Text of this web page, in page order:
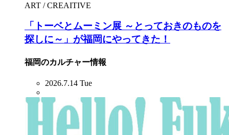
ART / CREAITIVE
「トーベとムーミン展 ～とっておきのものを
探しに～」が福岡にやってきた！
福岡のカルチャー情報
2026.7.14 Tue